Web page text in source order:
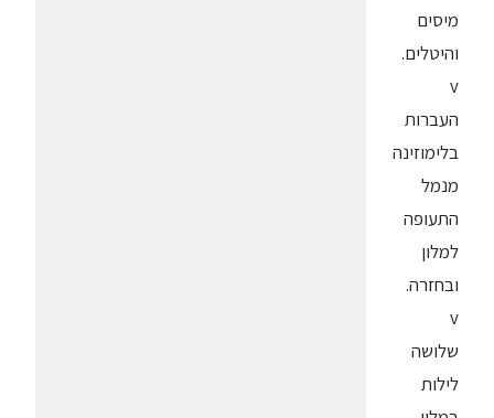
מיסים
והיטלים.
v
העברות
בלימוזינה
מנמל
התעופה
למלון
ובחזרה.
v
שלושה
לילות